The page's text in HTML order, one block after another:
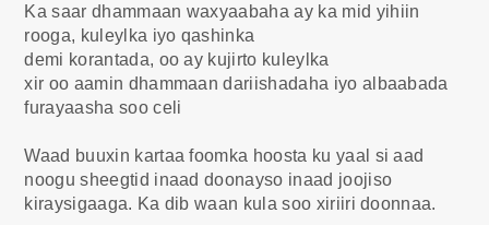
Ka saar dhammaan waxyaabaha ay ka mid yihiin
rooga, kuleylka iyo qashinka
demi korantada, oo ay kujirto kuleylka
xir oo aamin dhammaan dariishadaha iyo albaabada
furayaasha soo celi
Waad buuxin kartaa foomka hoosta ku yaal si aad
noogu sheegtid inaad doonayso inaad joojiso
kiraysigaaga. Ka dib waan kula soo xiriiri doonnaa.